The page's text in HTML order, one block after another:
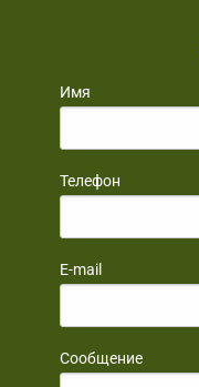
Имя
Телефон
E-mail
Сообщение